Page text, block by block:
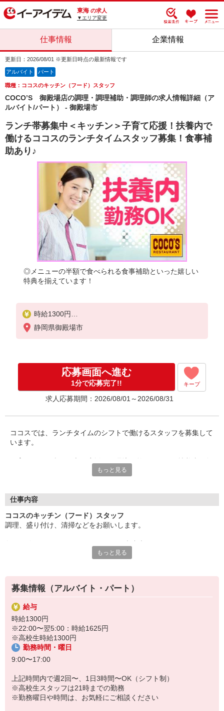
東海 の求人
▼エリア変更
仕事情報 企業情報
更新日：2026/08/01 ※更新日時点の最新情報です
アルバイト パート
職種：ココスのキッチン（フード）スタッフ
COCO’S 御殿場店の調理・調理補助・調理師の求人情報詳細（ア
ルバイト/パート） - 御殿場市
ランチ帯募集中＜キッチン＞子育て応援！扶養内で
働けるココスのランチタイムスタッフ募集！食事補
助あり♪
◎メニューの半額で食べられる食事補助といった嬉しい
特典を揃えています！
時給1300円
※22:00〜翌5:00：時給1625円
※高校生時給1300円
静岡県御殿場市
応募画面へ進む
1分で応募完了!! キープ
求人応募期間：2026/08/01～2026/08/31
ココスでは、ランチタイムのシフトで働けるスタッフを募集して
います。
シフトは柔軟に対応でき、急な予定変更にも安心。未経験でも丁
安心してスタートできます。
り。
もっと見る
仕事内容
ココスのキッチン（フード）スタッフ
調理、盛り付け、清掃などをお願いします。
まずは盛り付けやお皿洗いなどからお任せするので
ゆくゆくはハンバーグやスパゲッティなどのメニューも担当してい
ただきます。
（マニュアルあり）
もっと見る
募集情報（アルバイト・パート）
給与
時給1300円
※22:00〜翌5:00：時給1625円
※高校生時給1300円
勤務時間・曜日
9:00〜17:00
上記時間内で週2回〜、1日3時間〜OK（シフト制）
※高校生スタッフは21時までの勤務
※勤務曜日や時間は、お気軽にご相談ください